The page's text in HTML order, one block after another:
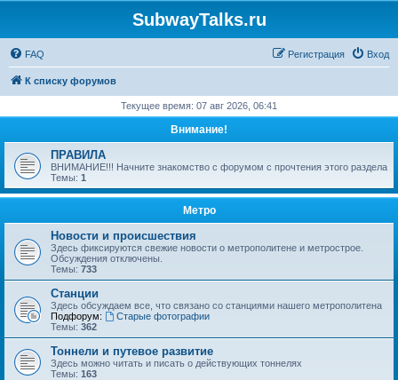
SubwayTalks.ru
FAQ Вход
Регистрация
К списку форумов
Текущее время: 07 авг 2026, 06:41
Внимание!
ПРАВИЛА
ВНИМАНИЕ!!! Начните знакомство с форумом с прочтения этого раздела
Темы: 1
Метро
Новости и происшествия
Здесь фиксируются свежие новости о метрополитене и метрострое.
Обсуждения отключены.
Темы: 733
Станции
Здесь обсуждаем все, что связано со станциями нашего метрополитена
Подфорум:
Старые фотографии
Темы: 362
Тоннели и путевое развитие
Здесь можно читать и писать о действующих тоннелях
Темы: 163